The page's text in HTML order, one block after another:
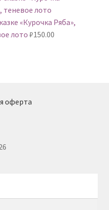
«Курочка Ряба»,
лото ₽150.00
оферта